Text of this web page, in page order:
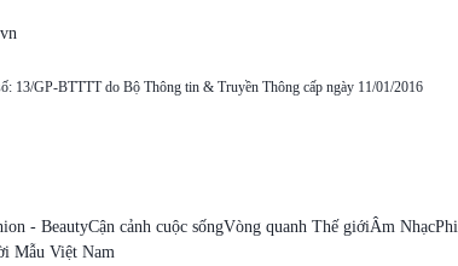
13/GP-BTTTT do Bộ Thông tin & Truyền Thông cấp ngày 11/01/2016
- BeautyCận cảnh cuộc sốngVòng quanh Thế giớiÂm Nhạc
Mẫu Việt Nam